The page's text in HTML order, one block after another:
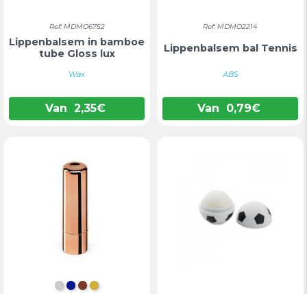
Ref: MDMO6752
Lippenbalsem in bamboe
tube Gloss lux
Wax
Van 2,35€
Ref: MDMO2214
Lippenbalsem bal Tennis
ABS
Van 0,79€
VERCHROOMD
KONINGSBLAUW
KOPER
GOUD